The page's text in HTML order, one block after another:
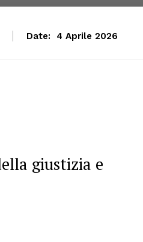
Date: 4 Aprile 2026
giustizia e